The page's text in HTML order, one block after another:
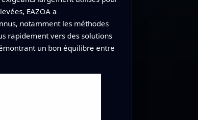
EAZOA a
notamment les méthodes
rapidement vers des solutions
un bon équilibre entre